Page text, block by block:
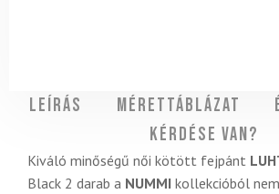
Leírás Mérettáblázat
Kérdése van?
Kiváló minőségű női kötött fejpánt
Black 2 darab a NUMMI kollekcióból